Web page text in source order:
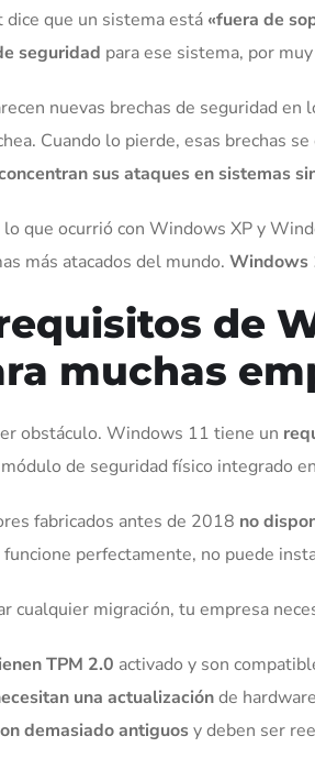
dice que un sistema está «fuera de
seguridad para ese sistema, por
nuevas brechas de seguridad
Cuando lo pierde, esas brechas
sus ataques en sistemas
lo que ocurrió con Windows XP y
más atacados del mundo. Windows
de
muchas
obstáculo. Windows 11 tiene un
de seguridad físico integrado
fabricados antes de 2018 no
perfectamente, no puede
cualquier migración, tu empresa
TPM 2.0 activado y son
una actualizaciónde
demasiado antiguosy deben ser